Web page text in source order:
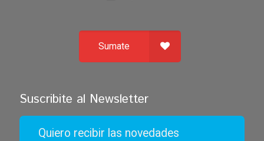
Sumate
Suscribite al Newsletter
Quiero recibir las novedades